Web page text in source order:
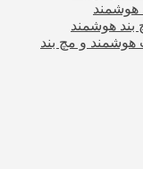
هوشمند
هوشمند
هوشمند و مچ بند